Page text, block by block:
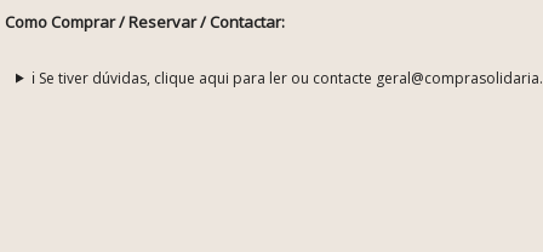
Como Comprar / Reservar / Contactar:
ℹ️ Se tiver dúvidas, clique aqui para ler ou contacte